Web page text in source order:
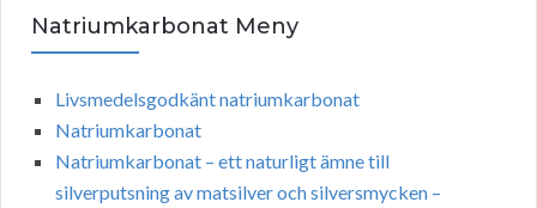
Natriumkarbonat Meny
Livsmedelsgodkänt natriumkarbonat
Natriumkarbonat
Natriumkarbonat – ett naturligt ämne till
silverputsning av matsilver och silversmycken –